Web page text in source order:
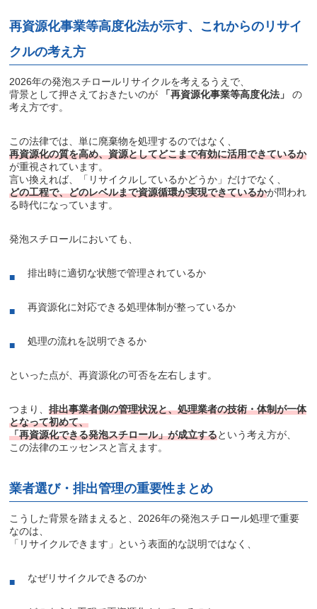
再資源化事業等高度化法が示す、これからのリサイ
クルの考え方
2026年の発泡スチロールリサイクルを考えるうえで、
背景として押さえておきたいのが
「再資源化事業等高度化法」
の
考え方です。
この法律では、単に廃棄物を処理するのではなく、
再資源化の質を高め、資源としてどこまで有効に活用できているか
が重視されています。
言い換えれば、「リサイクルしているかどうか」だけでなく、
どの工程で、どのレベルまで資源循環が実現できているかが問われ
る時代になっています。
発泡スチロールにおいても、
排出時に適切な状態で管理されているか
再資源化に対応できる処理体制が整っているか
処理の流れを説明できるか
といった点が、再資源化の可否を左右します。
つまり、排出事業者側の管理状況と、処理業者の技術・体制が一体
となって初めて、
「再資源化できる発泡スチロール」が成立するという考え方が、
この法律のエッセンスと言えます。
業者選び・排出管理の重要性まとめ
こうした背景を踏まえると、2026年の発泡スチロール処理で重要
なのは、
「リサイクルできます」という表面的な説明ではなく、
なぜリサイクルできるのか